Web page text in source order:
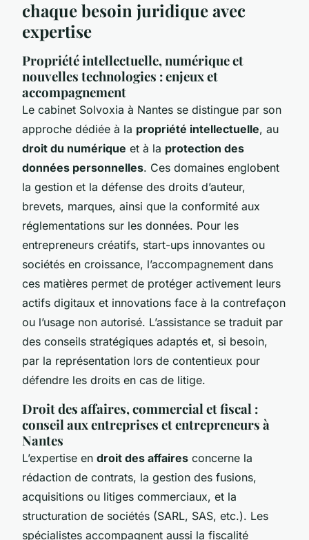
chaque besoin juridique avec
expertise
Propriété intellectuelle, numérique et
nouvelles technologies : enjeux et
accompagnement
Le cabinet Solvoxia à Nantes se distingue par son
approche dédiée à la propriété intellectuelle, au
droit du numérique et à la protection des
données personnelles. Ces domaines englobent
la gestion et la défense des droits d’auteur,
brevets, marques, ainsi que la conformité aux
réglementations sur les données. Pour les
entrepreneurs créatifs, start-ups innovantes ou
sociétés en croissance, l’accompagnement dans
ces matières permet de protéger activement leurs
actifs digitaux et innovations face à la contrefaçon
ou l’usage non autorisé. L’assistance se traduit par
des conseils stratégiques adaptés et, si besoin,
par la représentation lors de contentieux pour
défendre les droits en cas de litige.
Droit des affaires, commercial et fiscal :
conseil aux entreprises et entrepreneurs à
Nantes
L’expertise en droit des affaires concerne la
rédaction de contrats, la gestion des fusions,
acquisitions ou litiges commerciaux, et la
structuration de sociétés (SARL, SAS, etc.). Les
spécialistes accompagnent aussi la fiscalité